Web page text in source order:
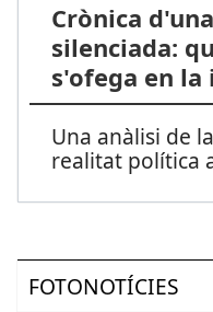
Crònica
silenciada:
s'ofega en
Una anàlisi de
realitat política
FOTONOTÍCIES